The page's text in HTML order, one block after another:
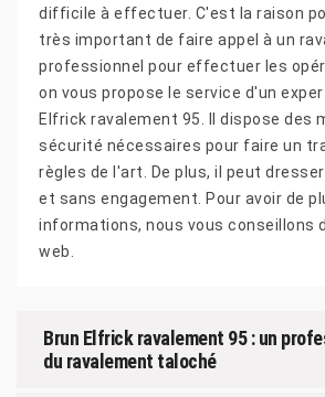
difficile à effectuer. C'est la raison
très important de faire appel à un
professionnel pour effectuer les
on vous propose le service d'un
Elfrick ravalement 95. Il dispose des
sécurité nécessaires pour faire un
règles de l'art. De plus, il peut
et sans engagement. Pour avoir de
informations, nous vous conseillons
web.
Brun Elfrick ravalement 95 : un
du ravalement taloché